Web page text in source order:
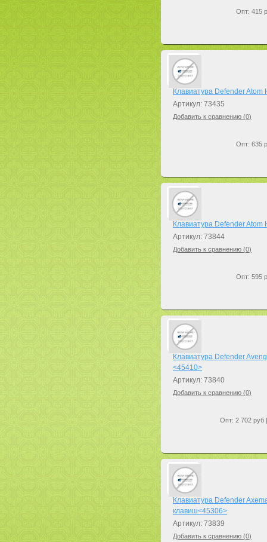
Опт: 415
Клавиатура Defender
Артикул: 73435
Добавить к сравнению (0)
Опт: 635
Клавиатура Defender
Артикул: 73844
Добавить к сравнению (0)
Опт: 595
Клавиатура Defender
<45410>
Артикул: 73840
Добавить к сравнению (0)
Опт: 2 702 руб
Клавиатура Defender
клавиш<45306>
Артикул: 73839
Добавить к сравнению (0)